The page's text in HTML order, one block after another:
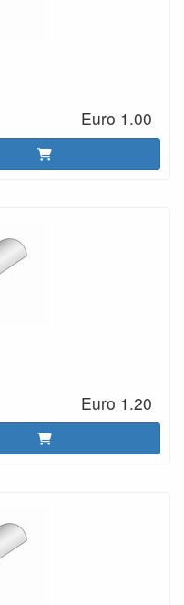
Euro 1.00
Euro 1.20